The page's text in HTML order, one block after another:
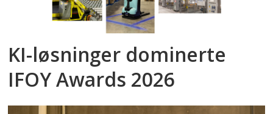
KI-løsninger dominerte
IFOY Awards 2026